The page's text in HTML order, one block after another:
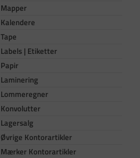
Mapper
Kalendere
Tape
Labels | Etiketter
Papir
Laminering
Lommeregner
Konvolutter
Lagersalg
Øvrige Kontorartikler
Mærker Kontorartikler